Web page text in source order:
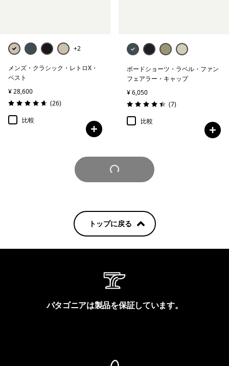
+2
メンズ・クラシック・レトロX・
ベスト
¥ 28,600
評価: 4.7 / 5
(26レビュー
)
比較
ボードショーツ・ラベル・ファン
フェアラー・キャップ
¥ 6,050
評価: 4.4 / 5
(7レビュー
)
比較
さらに見る
トップに戻る
パタゴニアは製品を保証しています。